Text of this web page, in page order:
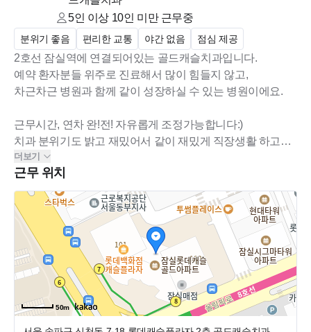
5인 이상 10인 미만근무중
분위기 좋음 편리한 교통 야간 없음 점심 제공
2호선 잠실역에 연결되어있는 골드캐슬치과입니다.
예약 환자분들 위주로 진료해서 많이 힘들지 않고,
차근차근 병원과 함께 같이 성장하실 수 있는 병원이에요.
근무시간, 연차 완!전! 자유롭게 조정가능합니다:)
치과 분위기도 밝고 재밌어서 같이 재밌게 직장생활 하고싶
은 분들 오셨으면 좋겠습니다^^
더보기
근무 위치
50m